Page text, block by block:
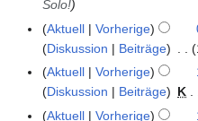
n
g
s
s
u
n
g
n
f
a
s
s
u
s
a
m
m
n
g
s
u
s
i
t
u
n
g
0
2
a
r
b
e
i
Solo!
Aktuell
Vorherige
Diskussion
Beiträge
K
e
2
Aktuell Vorherige
Diskussion
Beiträge K
KAktuell Vorherige